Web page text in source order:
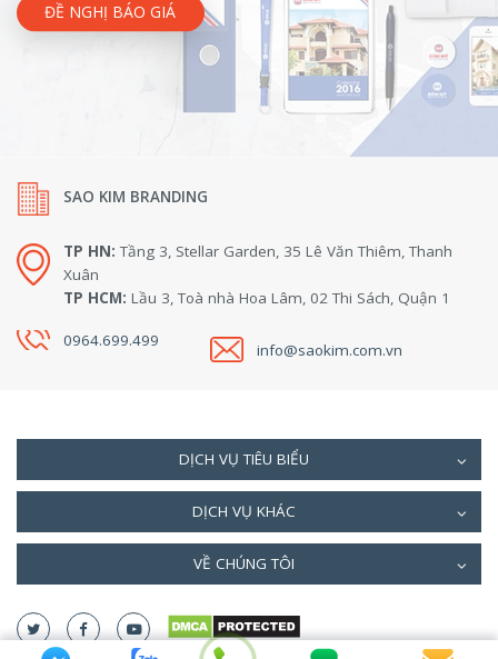
ĐỀ NGHỊ BÁO GIÁ
SAO KIM BRANDING
TP HN: Tầng 3, Stellar Garden, 35 Lê Văn Thiêm, Thanh
Xuân
TP HCM: Lầu 3, Toà nhà Hoa Lâm, 02 Thi Sách, Quận 1
0964.699.499 info@saokim.com.vn
DỊCH VỤ TIÊU BIỂU
DỊCH VỤ KHÁC
VỀ CHÚNG TÔI